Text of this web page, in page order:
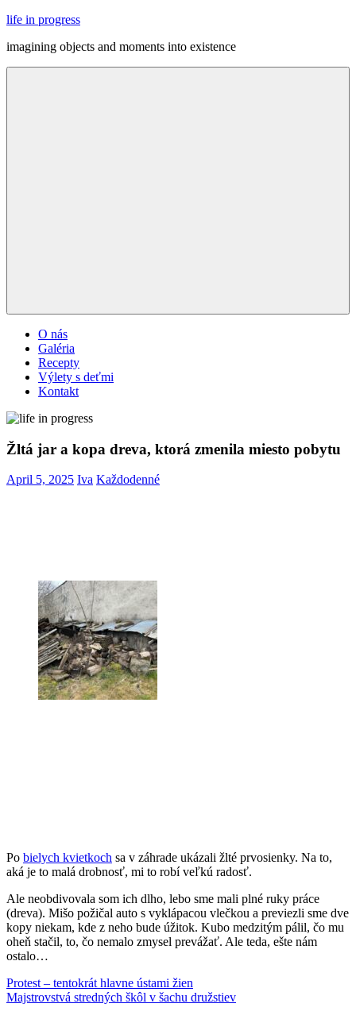
Skip
content
life in progress
imagining objects and moments into existence
O nás
Galéria
Recepty
Výlety s deťmi
Kontakt
Žltá jar a kopa dreva, ktorá zmenila miesto pobytu
April 5, 2025 Iva Každodenné
Po bielych kvietkoch sa v záhrade ukázali žlté prvosienky. Na to,
aká je to malá drobnosť, mi to robí veľkú radosť.
Ale neobdivovala som ich dlho, lebo sme mali plné ruky práce
(dreva). Mišo požičal auto s vyklápacou vlečkou a previezli sme dve
kopy niekam, kde z neho bude úžitok. Kubo medzitým pálil, čo mu
oheň stačil, to, čo nemalo zmysel prevážať. Ale teda, ešte nám
ostalo…
drevoprvosienky
Post
navigation
Previous
Post:
Protest – tentokrát hlavne ústami žien
Next
Majstrovstvá stredných škôl v šachu družstiev